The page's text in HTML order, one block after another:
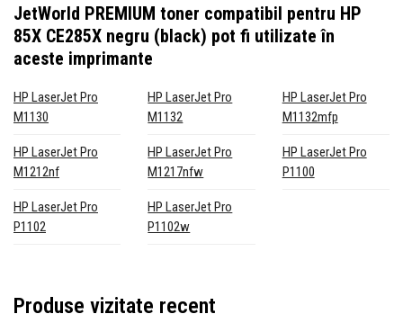
JetWorld PREMIUM toner compatibil pentru HP
85X CE285X negru (black) pot fi utilizate în
aceste imprimante
HP LaserJet Pro
M1130
HP LaserJet Pro
M1132
HP LaserJet Pro
M1132mfp
HP LaserJet Pro
M1212nf
HP LaserJet Pro
M1217nfw
HP LaserJet Pro
P1100
HP LaserJet Pro
P1102
HP LaserJet Pro
P1102w
Produse vizitate recent